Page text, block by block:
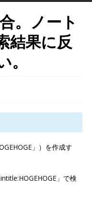
。ノート
結果に反
」）を作成す
」で検